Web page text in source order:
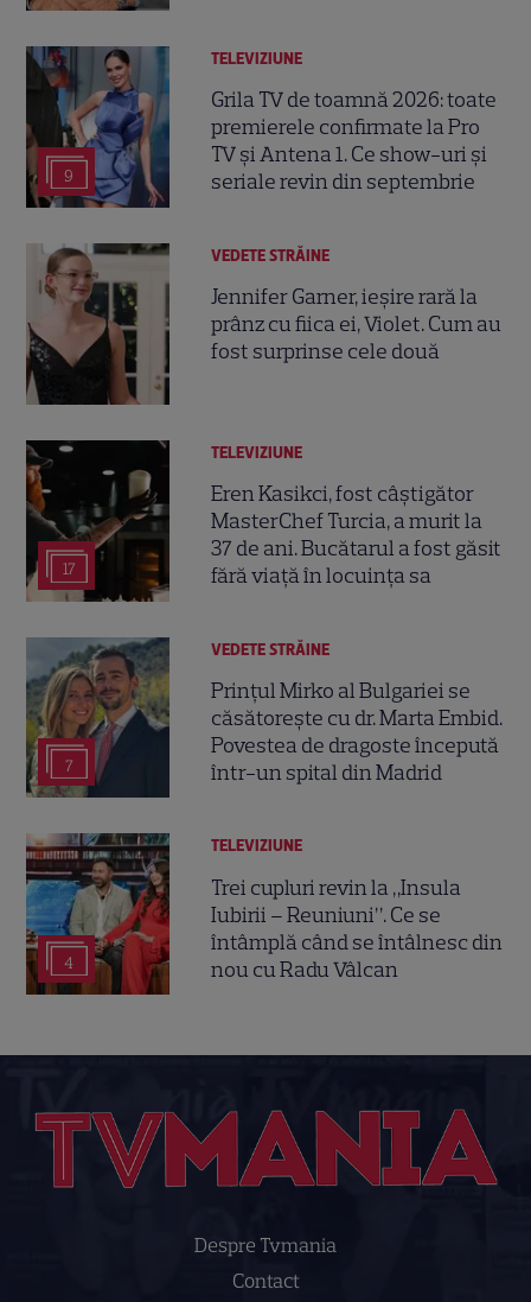
9
TELEVIZIUNE
Grila TV de toamnă 2026: toate
premierele confirmate la Pro
TV și Antena 1. Ce show-uri și
seriale revin din septembrie
VEDETE STRĂINE
Jennifer Garner, ieșire rară la
prânz cu fiica ei, Violet. Cum au
fost surprinse cele două
17
TELEVIZIUNE
Eren Kasikci, fost câștigător
MasterChef Turcia, a murit la
37 de ani. Bucătarul a fost găsit
fără viață în locuința sa
7
VEDETE STRĂINE
Prințul Mirko al Bulgariei se
căsătorește cu dr. Marta Embid.
Povestea de dragoste începută
într-un spital din Madrid
4
TELEVIZIUNE
Trei cupluri revin la „Insula
Iubirii – Reuniuni”. Ce se
întâmplă când se întâlnesc din
nou cu Radu Vâlcan
Despre Tvmania
Contact